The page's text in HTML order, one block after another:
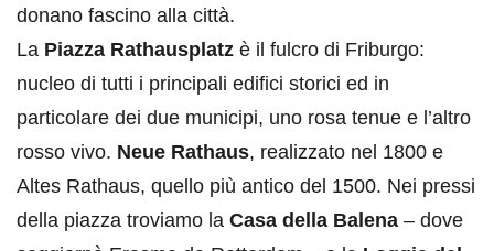
donano fascino alla città.
La Piazza Rathausplatz è il fulcro di Friburgo:
nucleo di tutti i principali edifici storici ed in
particolare dei due municipi, uno rosa tenue e l’altro
rosso vivo. Neue Rathaus, realizzato nel 1800 e
Altes Rathaus, quello più antico del 1500. Nei pressi
della piazza troviamo la Casa della Balena – dove